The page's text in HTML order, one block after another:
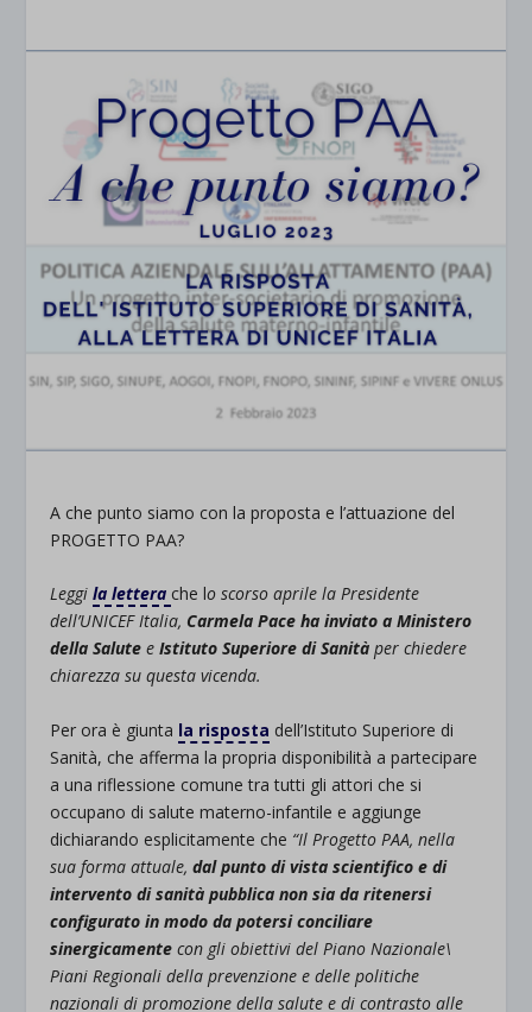
A che punto siamo con la proposta e l’attuazione del
PROGETTO PAA?
Leggi la lettera che lo scorso aprile la Presidente
dell’UNICEF Italia, Carmela Pace ha inviato a Ministero
della Salute e Istituto Superiore di Sanità per chiedere
chiarezza su questa vicenda.
Per ora è giunta la risposta dell’Istituto Superiore di
Sanità, che afferma la propria disponibilità a partecipare
a una riflessione comune tra tutti gli attori che si
occupano di salute materno-infantile e aggiunge
dichiarando esplicitamente che “Il Progetto PAA, nella
sua forma attuale,dal punto di vista scientifico e di
intervento di sanità pubblica non sia da ritenersi
configurato in modo da potersi conciliare
sinergicamente con gli obiettivi del Piano Nazionale\
Piani Regionali della prevenzione e delle politiche
nazionali di promozione della salute e di contrasto alle